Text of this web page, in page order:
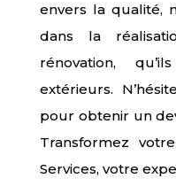
envers la qualité,
dans la
rénovation,
extérieurs.
pour obtenir un
Transformez
Services, votre